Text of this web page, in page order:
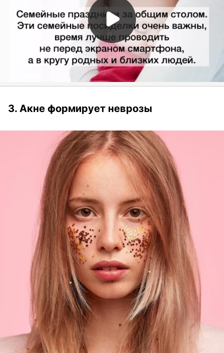
3. Акне формирует неврозы